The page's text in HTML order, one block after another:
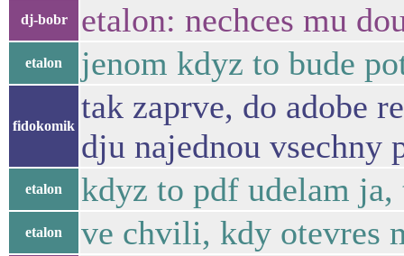
dj-bobr etalon: nechces mu
etalon jenom kdyz to bude
fidokomik
tak zaprve, do adobe
dju najednou vsechny
etalon kdyz to pdf udelam
etalon ve chvili, kdy otevres